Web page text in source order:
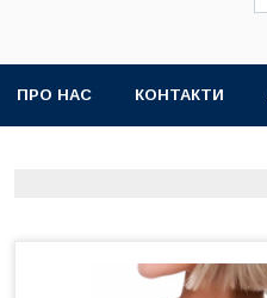
ПРО НАС КОНТАКТИ